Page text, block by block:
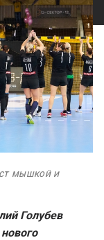
МЫШКОЙ И
Голубев